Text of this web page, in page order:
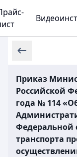
Приказ
Российской
года № 114
Федеральной
транспорта